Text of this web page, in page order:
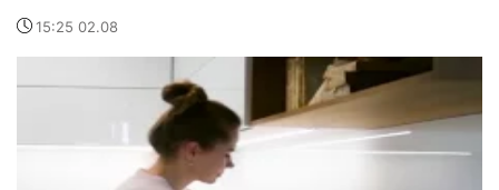
15:25 02.08